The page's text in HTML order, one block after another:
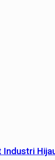
Industri